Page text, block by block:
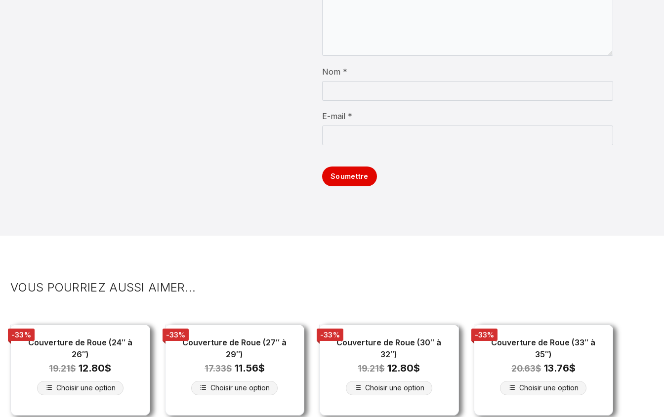
Nom *
E-mail *
Soumettre
VOUS POURRIEZ AUSSI AIMER...
-33%
Couverture de Roue (24″ à
26″)
19.21$ 12.80$
Choisir une option
-33%
Couverture de Roue (27″ à
29″)
17.33$ 11.56$
Choisir une option
-33%
Couverture de Roue (30″ à
32″)
19.21$ 12.80$
Choisir une option
-33%
Couverture de Roue (33″ à
35″)
20.63$ 13.76$
Choisir une option